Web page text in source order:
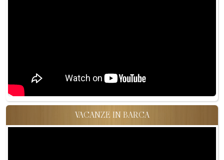
VACANZE IN BARCA